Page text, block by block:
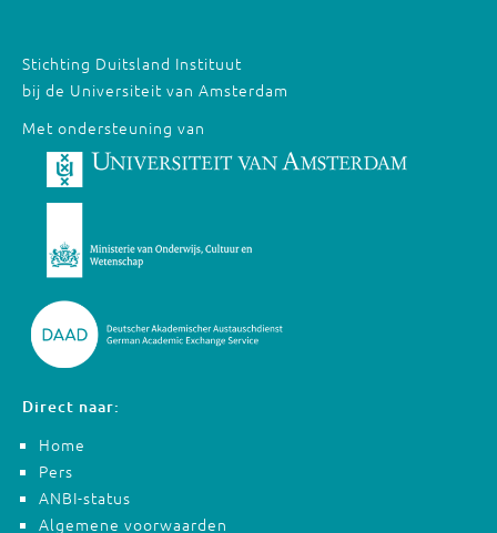
Stichting Duitsland Instituut
bij de Universiteit van Amsterdam
Met ondersteuning van
Direct naar:
Home
Pers
ANBI-status
Algemene voorwaarden